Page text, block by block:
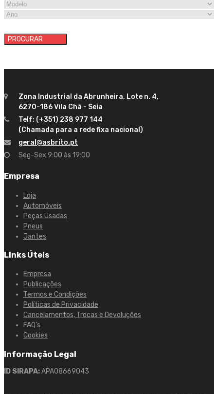
PROCURAR
Zona Industrial da Abrunheira, Lote n. 4,
6270-186 Vila Chã - Seia
Telf: (+351) 238 977 144
(Chamada para a rede fixa nacional)
geral@asbrito.pt
Seg-Sex 9:00 às 19:00
Empresa
Loja
Automóveis
Peças Usadas
Pneus
Jantes
Links Úteis
Empresa
Publicações
Termos e Condições
Políticas de Privacidade
Cancelamentos, Trocas e Devoluções
FAQ’s
Cookies
Informação Legal
ID SIRAPA:APA08669043